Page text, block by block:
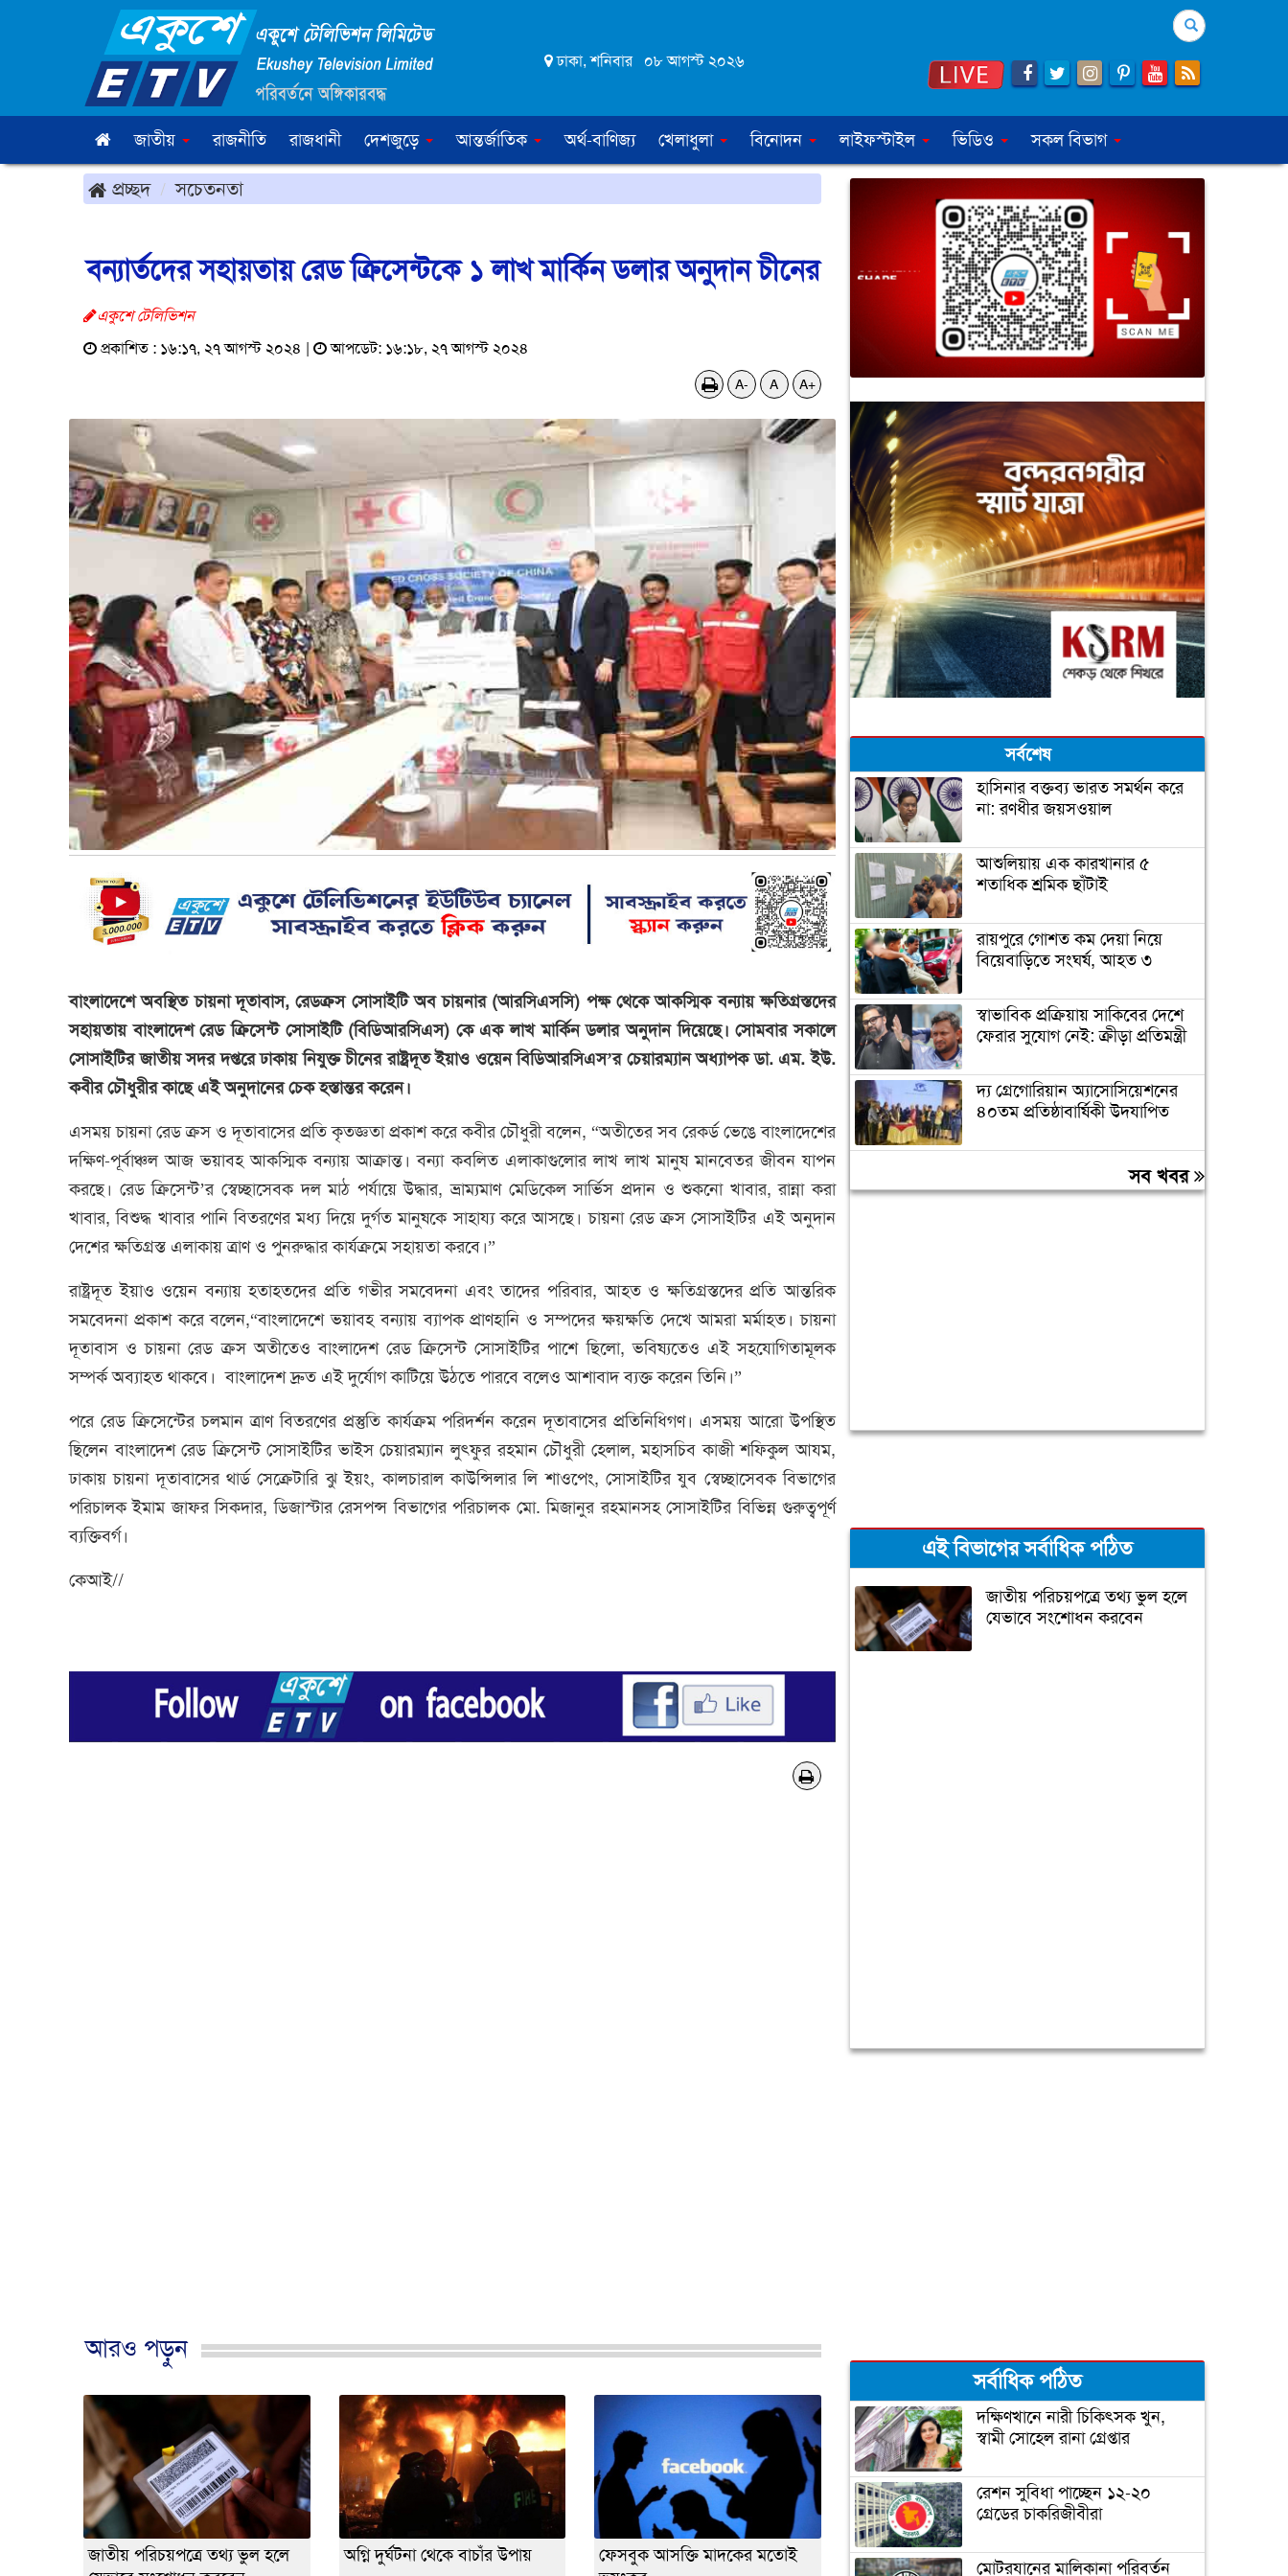
ঢাকা, শনিবার ০৮ আগস্ট ২০২৬
Search
জাতীয় রাজনীতি রাজধানী দেশজুড়ে আন্তর্জাতিক অর্থ-বাণিজ্য খেলাধুলা বিনোদন লাইফস্টাইল ভিডিও সকল বিভাগ
প্রচ্ছদ সচেতনতা
বন্যার্তদের সহায়তায় রেড ক্রিসেন্টকে ১ লাখ মার্কিন ডলার অনুদান চীনের
একুশে টেলিভিশন
প্রকাশিত : ১৬:১৭, ২৭ আগস্ট ২০২৪ |
আপডেট: ১৬:১৮, ২৭ আগস্ট ২০২৪
A- A A+
বাংলাদেশে অবস্থিত চায়না দূতাবাস, রেডক্রস সোসাইটি অব চায়নার (আরসিএসসি) পক্ষ থেকে আকস্মিক বন্যায় ক্ষতিগ্রস্তদের
সহায়তায় বাংলাদেশ রেড ক্রিসেন্ট সোসাইটি (বিডিআরসিএস) কে এক লাখ মার্কিন ডলার অনুদান দিয়েছে। সোমবার সকালে
সোসাইটির জাতীয় সদর দপ্তরে ঢাকায় নিযুক্ত চীনের রাষ্ট্রদূত ইয়াও ওয়েন বিডিআরসিএস’র চেয়ারম্যান অধ্যাপক ডা. এম. ইউ.
কবীর চৌধুরীর কাছে এই অনুদানের চেক হস্তান্তর করেন।
এসময় চায়না রেড ক্রস ও দূতাবাসের প্রতি কৃতজ্ঞতা প্রকাশ করে কবীর চৌধুরী বলেন, “অতীতের সব রেকর্ড ভেঙে বাংলাদেশের
দক্ষিণ-পূর্বাঞ্চল আজ ভয়াবহ আকস্মিক বন্যায় আক্রান্ত। বন্যা কবলিত এলাকাগুলোর লাখ লাখ মানুষ মানবেতর জীবন যাপন
করছে। রেড ক্রিসেন্ট’র স্বেচ্ছাসেবক দল মাঠ পর্যায়ে উদ্ধার, ভ্রাম্যমাণ মেডিকেল সার্ভিস প্রদান ও শুকনো খাবার, রান্না করা
খাবার, বিশুদ্ধ খাবার পানি বিতরণের মধ্য দিয়ে দুর্গত মানুষকে সাহায্য করে আসছে। চায়না রেড ক্রস সোসাইটির এই অনুদান
দেশের ক্ষতিগ্রস্ত এলাকায় ত্রাণ ও পুনরুদ্ধার কার্যক্রমে সহায়তা করবে।”
রাষ্ট্রদূত ইয়াও ওয়েন বন্যায় হতাহতদের প্রতি গভীর সমবেদনা এবং তাদের পরিবার, আহত ও ক্ষতিগ্রস্তদের প্রতি আন্তরিক
সমবেদনা প্রকাশ করে বলেন,“বাংলাদেশে ভয়াবহ বন্যায় ব্যাপক প্রাণহানি ও সম্পদের ক্ষয়ক্ষতি দেখে আমরা মর্মাহত। চায়না
দূতাবাস ও চায়না রেড ক্রস অতীতেও বাংলাদেশ রেড ক্রিসেন্ট সোসাইটির পাশে ছিলো, ভবিষ্যতেও এই সহযোগিতামূলক
সম্পর্ক অব্যাহত থাকবে। বাংলাদেশ দ্রুত এই দুর্যোগ কাটিয়ে উঠতে পারবে বলেও আশাবাদ ব্যক্ত করেন তিনি।”
পরে রেড ক্রিসেন্টের চলমান ত্রাণ বিতরণের প্রস্তুতি কার্যক্রম পরিদর্শন করেন দূতাবাসের প্রতিনিধিগণ। এসময় আরো উপস্থিত
ছিলেন বাংলাদেশ রেড ক্রিসেন্ট সোসাইটির ভাইস চেয়ারম্যান লুৎফুর রহমান চৌধুরী হেলাল, মহাসচিব কাজী শফিকুল আযম,
ঢাকায় চায়না দূতাবাসের থার্ড সেক্রেটারি ঝু ইয়ং, কালচারাল কাউন্সিলার লি শাওপেং, সোসাইটির যুব স্বেচ্ছাসেবক বিভাগের
পরিচালক ইমাম জাফর সিকদার, ডিজাস্টার রেসপন্স বিভাগের পরিচালক মো. মিজানুর রহমানসহ সোসাইটির বিভিন্ন গুরুত্বপূর্ণ
ব্যক্তিবর্গ।
কেআই//
আরও পড়ুন
জাতীয় পরিচয়পত্রে তথ্য ভুল হলে
অগ্নি দুর্ঘটনা থেকে বাচাঁর উপায়
ফেসবুক আসক্তি মাদকের মতোই
সর্বশেষ
হাসিনার বক্তব্য ভারত সমর্থন করে
না: রণধীর জয়সওয়াল
আশুলিয়ায় এক কারখানার ৫
শতাধিক শ্রমিক ছাঁটাই
রায়পুরে গোশত কম দেয়া নিয়ে
বিয়েবাড়িতে সংঘর্ষ, আহত ৩
স্বাভাবিক প্রক্রিয়ায় সাকিবের দেশে
ফেরার সুযোগ নেই: ক্রীড়া প্রতিমন্ত্রী
দ্য গ্রেগোরিয়ান অ্যাসোসিয়েশনের
৪০তম প্রতিষ্ঠাবার্ষিকী উদযাপিত
প্রধানমন্ত্রীকে বরণে প্রস্তুত চট্টগ্রাম,
নেতাকর্মীরা উজ্জীবিত
সব খবর
এই বিভাগের সর্বাধিক পঠিত
জাতীয় পরিচয়পত্রে তথ্য ভুল হলে
যেভাবে সংশোধন করবেন
সর্বাধিক পঠিত
দক্ষিণখানে নারী চিকিৎসক খুন,
স্বামী সোহেল রানা গ্রেপ্তার
রেশন সুবিধা পাচ্ছেন ১২-২০
গ্রেডের চাকরিজীবীরা
মোটরযানের মালিকানা পরিবর্তন